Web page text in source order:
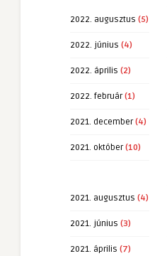
2022. augusztus (5)
2022. június (4)
2022. április (2)
2022. február(1)
2021. december(4)
2021. október(10)
2021. augusztus (4)
2021. június (3)
2021. április (7)